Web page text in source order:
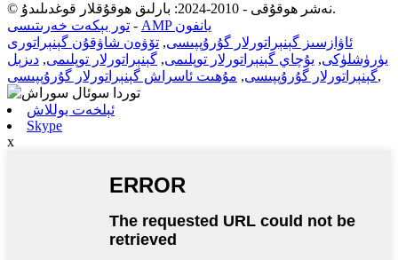
© نەشر ھوقۇقى - 2010-2024: بارلىق ھوقۇقلار قوغدىلىدۇ.
تور بېكەت خەرىتىسى -
AMP يانفون
ئاۋازسىز گېنېراتورلار گۇرۇپپىسى, تۆۋەن شاۋقۇن گېنېراتورى
يۈرۈشلۈكى, يۇچاي گېنېراتورلار توپلىمى, گېنېراتورلار توپلىمى, دىزېل
گېنېراتورلار گۇرۇپپىسى, مۇھىت ئاسراش گېنېراتورلار گۇرۇپپىسى ,
ئېلخەت يوللاش
Skype
x